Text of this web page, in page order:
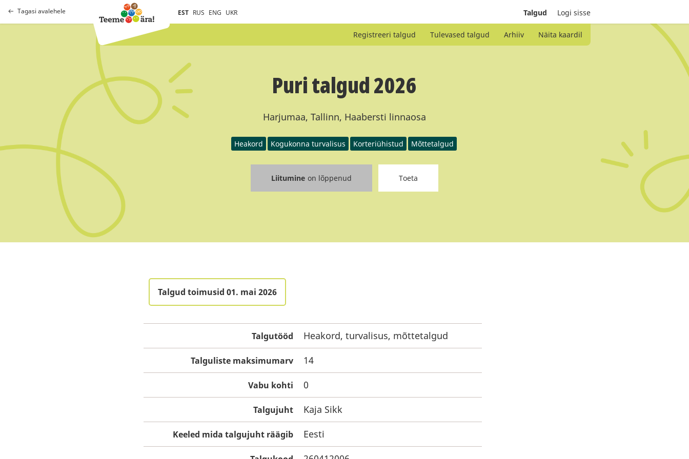
Tagasi avalehele EST RUS ENG UKR Talgud Logi sisse
Registreeri talgud Tulevased talgud Arhiiv Näita kaardil
Puri talgud 2026
Harjumaa, Tallinn, Haabersti linnaosa
Heakord Kogukonna turvalisus Korteriühistud Mõttetalgud
Liitumine on lõppenud Toeta
Talgud toimusid 01. mai 2026
Talgutööd Heakord, turvalisus, mõttetalgud
Talguliste maksimumarv 14
Vabu kohti 0
Talgujuht Kaja Sikk
Keeled mida talgujuht räägib Eesti